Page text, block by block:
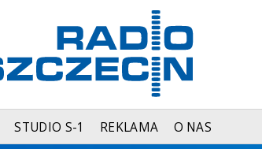
STUDIO S-1 REKLAMA O NAS